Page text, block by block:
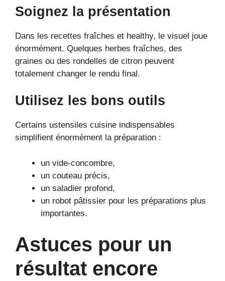
Soignez la présentation
Dans les recettes fraîches et healthy, le visuel joue
énormément. Quelques herbes fraîches, des
graines ou des rondelles de citron peuvent
totalement changer le rendu final.
Utilisez les bons outils
Certains ustensiles cuisine indispensables
simplifient énormément la préparation :
un vide-concombre,
un couteau précis,
un saladier profond,
un robot pâtissier pour les préparations plus
importantes.
Astuces pour un
résultat encore